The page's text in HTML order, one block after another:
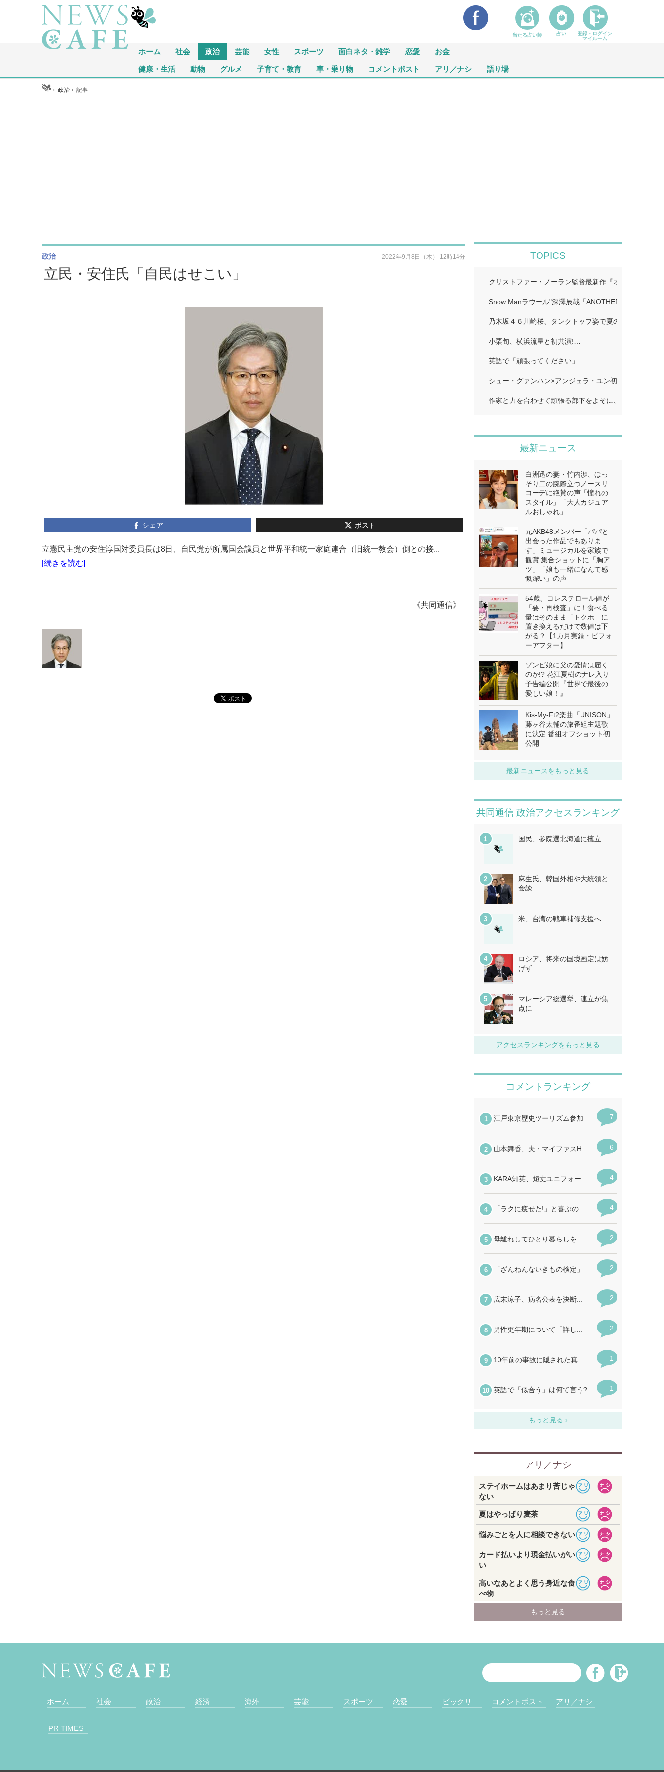
ホーム 社会 政治 芸能 女性 スポーツ 面白ネタ・雑学 恋愛 お金
健康・生活 動物 グルメ 子育て・教育 車・乗り物 コメントポスト アリ／ナシ 語り場
ホーム ›政治 ›記事
立民・安住氏「自民はせこい」
政治 2022年9月8日（木） 12時14分
シェア ポスト
立憲民主党の安住淳国対委員長は8日、自民党が所属国会議員と世界平和統一家庭連合（旧統一教会）側との接...
[続きを読む]
《共同通信》
TOPICS
クリストファー・ノーラン監督最新作『オデュッセイ
Snow Manラウール"深澤辰哉「ANOTHER SKY」…
乃木坂４６川崎桜、タンクトップ姿で夏のワンシーン
小栗旬、横浜流星と初共演!…
英語で「頑張ってください」…
シュー・グァンハン×アンジェラ・ユン初共演…
作家と力を合わせて頑張る部下をよそに、上司は陰で
最新ニュース
白洲迅の妻・竹内渉、ほっ
そり二の腕際立つノースリ
コーデに絶賛の声「憧れの
スタイル」「大人カジュア
ルおしゃれ」
元AKB48メンバー「パパと
出会った作品でもありま
す」ミュージカルを家族で
観賞 集合ショットに「胸ア
ツ」「娘も一緒になんて感
慨深い」の声
54歳、コレステロール値が
「要・再検査」に！食べる
量はそのまま「トクホ」に
置き換えるだけで数値は下
がる？【1カ月実録・ビフォ
ーアフター】
ゾンビ娘に父の愛情は届く
のか!? 花江夏樹のナレ入り
予告編公開『世界で最後の
愛しい娘！』
Kis-My-Ft2楽曲「UNISON」
藤ヶ谷太輔の旅番組主題歌
に決定 番組オフショット初
公開
最新ニュースをもっと見る
共同通信 政治アクセスランキング
国民、参院選北海道に擁立
麻生氏、韓国外相や大統領と
会談
米、台湾の戦車補修支援へ
ロシア、将来の国境画定は妨
げず
マレーシア総選挙、連立が焦
点に
アクセスランキングをもっと見る
ホーム 社会 政治 経済 海外 芸能 スポーツ 恋愛 ビックリ コメントポスト アリ／ナシ
PR TIMES
当たる占い師 占い
登録・ログイン
マイルーム